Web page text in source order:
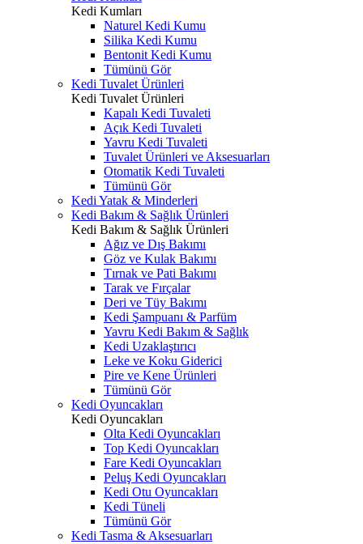
Kedi Kumları
Naturel Kedi Kumu
Silika Kedi Kumu
Bentonit Kedi Kumu
Tümünü Gör
Kedi Tuvalet Ürünleri
Kedi Tuvalet Ürünleri
Kapalı Kedi Tuvaleti
Açık Kedi Tuvaleti
Yavru Kedi Tuvaleti
Tuvalet Ürünleri ve Aksesuarları
Otomatik Kedi Tuvaleti
Tümünü Gör
Kedi Yatak & Minderleri
Kedi Bakım & Sağlık Ürünleri
Kedi Bakım & Sağlık Ürünleri
Ağız ve Dış Bakımı
Göz ve Kulak Bakımı
Tırnak ve Pati Bakımı
Tarak ve Fırçalar
Deri ve Tüy Bakımı
Kedi Şampuanı & Parfüm
Yavru Kedi Bakım & Sağlık
Kedi Uzaklaştırıcı
Leke ve Koku Giderici
Pire ve Kene Ürünleri
Tümünü Gör
Kedi Oyuncakları
Kedi Oyuncakları
Olta Kedi Oyuncakları
Top Kedi Oyuncakları
Fare Kedi Oyuncakları
Peluş Kedi Oyuncakları
Kedi Otu Oyuncakları
Kedi Tüneli
Tümünü Gör
Kedi Tasma & Aksesuarları